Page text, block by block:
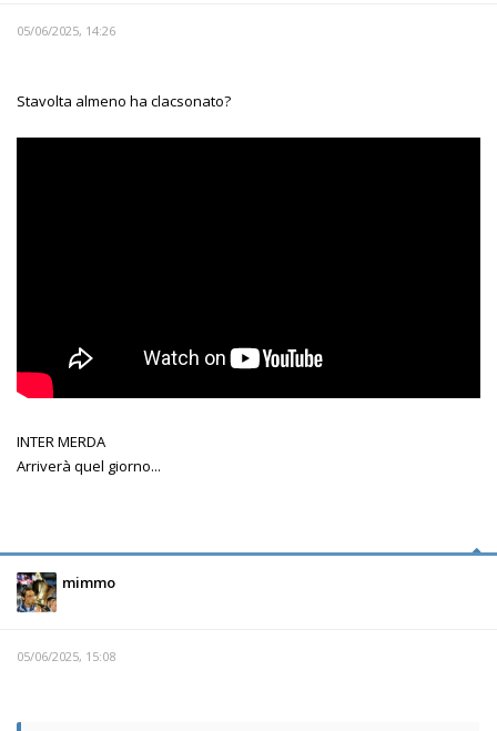
05/06/2025, 14:26
Stavolta almeno ha clacsonato?
INTER MERDA
Arriverà quel giorno...
mimmo
05/06/2025, 15:08